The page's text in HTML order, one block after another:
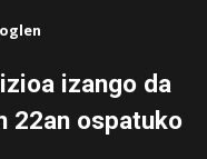
izango da
22an ospatuko